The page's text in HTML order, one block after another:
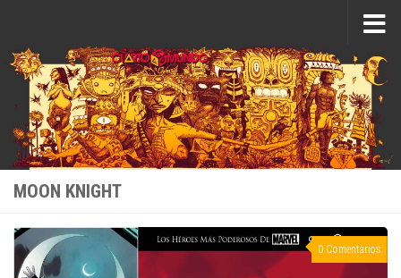
MOON KNIGHT
0 Comentarios